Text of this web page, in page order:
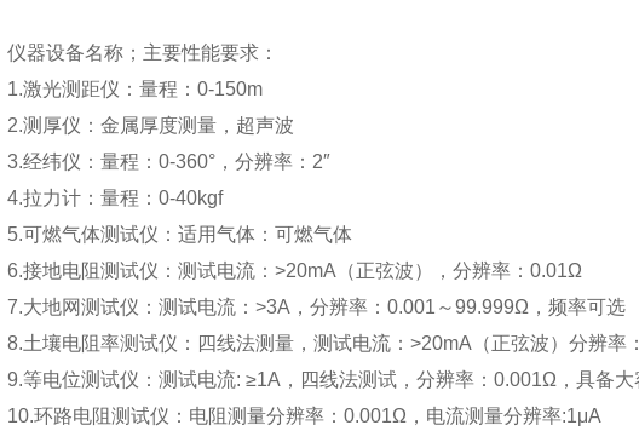
仪器设备名称；主要性能要求：
1.激光测距仪：量程：0-150m
2.测厚仪：金属厚度测量，超声波
3.经纬仪：量程：0-360°，分辨率：2″
4.拉力计：量程：0-40kgf
5.可燃气体测试仪：适用气体：可燃气体
6.接地电阻测试仪：测试电流：>20mA（正弦波），分辨率：0.01Ω
7.大地网测试仪：测试电流：>3A，分辨率：0.001～99.999Ω，频率可选
8.土壤电阻率测试仪：四线法测量，测试电流：>20mA（正弦波）分辨率
9.等电位测试仪：测试电流: ≥1A，四线法测试，分辨率：0.001Ω，具备大
10.环路电阻测试仪：电阻测量分辨率：0.001Ω，电流测量分辨率:1μA